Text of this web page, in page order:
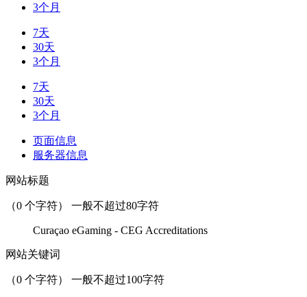
3个月
7天
30天
3个月
7天
30天
3个月
页面信息
服务器信息
网站标题
（0 个字符） 一般不超过80字符
Curaçao eGaming - CEG Accreditations
网站关键词
（0 个字符） 一般不超过100字符